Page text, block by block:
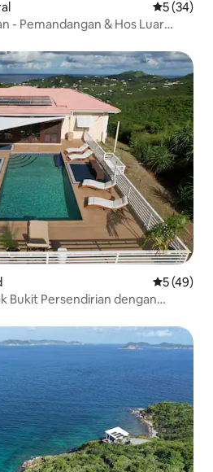
Penarafan
5 (34)
- Pemandangan & Hos Luar
5 (49)
Bukit Persendirian dengan